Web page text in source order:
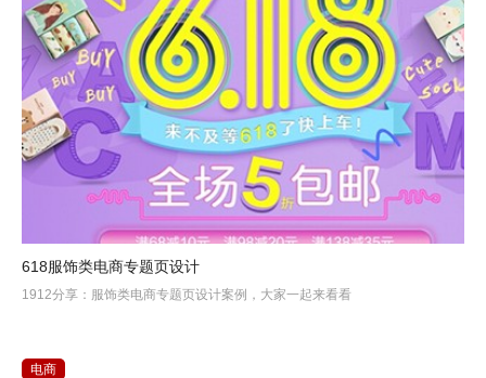
618服饰类电商专题页设计
1912分享：服饰类电商专题页设计案例，大家一起来看看
电商